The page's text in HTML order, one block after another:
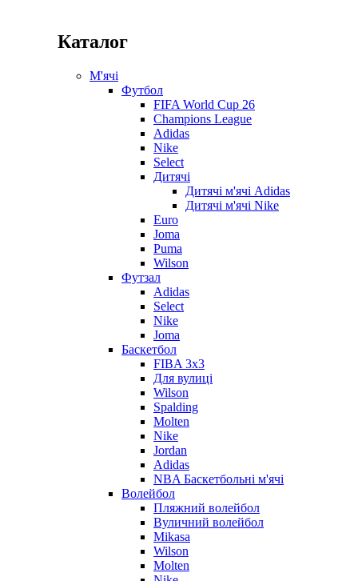
Каталог
М'ячі
Футбол
FIFA World Cup 26
Champions League
Adidas
Nike
Select
Дитячі
Дитячі м'ячі Adidas
Дитячі м'ячі Nike
Euro
Joma
Puma
Wilson
Футзал
Adidas
Select
Nike
Joma
Баскетбол
FIBA 3x3
Для вулиці
Wilson
Spalding
Molten
Nike
Jordan
Adidas
NBA Баскетбольні м'ячі
Волейбол
Пляжний волейбол
Вуличний волейбол
Mikasa
Wilson
Molten